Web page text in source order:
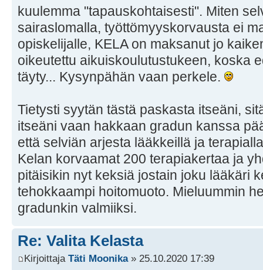
kuulemma "tapauskohtaisesti". Miten
sairaslomalla, työttömyyskorvausta ei
opiskelijalle, KELA on maksanut jo
oikeutettu aikuiskoulutustukeen, koska
täyty... Kysynpähän vaan perkele.
Tietysti syytän tästä paskasta itseäni,
itseäni vaan hakkaan gradun kanssa
että selviän arjesta lääkkeillä ja
Kelan korvaamat 200 terapiakertaa ja
pitäisikin nyt keksiä jostain joku lääkäri
tehokkaampi hoitomuoto. Mieluummin
gradunkin valmiiksi.
Re: Valita Kelasta
Kirjoittaja Täti Moonika» 25.10.2020 17:39